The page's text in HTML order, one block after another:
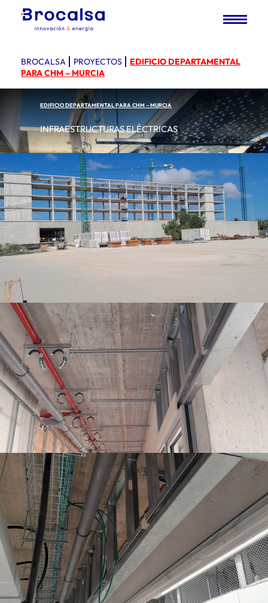
BROCALSA PROYECTOS
EDIFICIO DEPARTAMENTAL
PARA CHM – MURCIA
EDIFICIO DEPARTAMENTAL PARA CHM – MURCIA
INFRAESTRUCTURAS ELÉCTRICAS